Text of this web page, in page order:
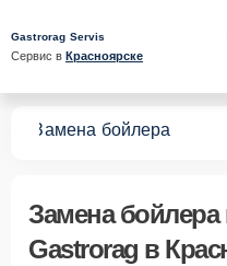
Gastrorag Servis
Сервис в Красноярске
Замена бойлера
Замена бойлера
Gastrorag в